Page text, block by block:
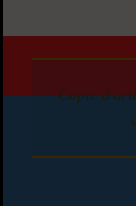
Copie